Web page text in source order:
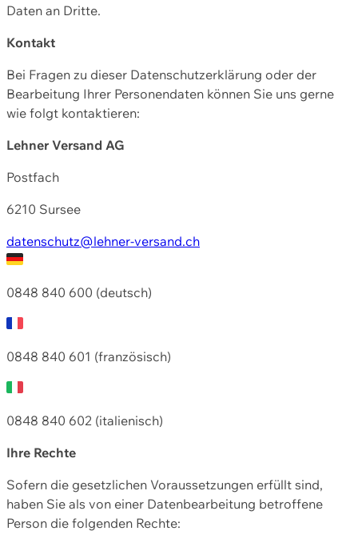
Daten an Dritte.
Kontakt
Bei Fragen zu dieser Datenschutzerklärung oder der
Bearbeitung Ihrer Personendaten können Sie uns gerne
wie folgt kontaktieren:
Lehner Versand AG
Postfach
6210 Sursee
datenschutz@lehner-versand.ch
0848 840 600 (deutsch)
0848 840 601 (französisch)
0848 840 602 (italienisch)
Ihre Rechte
Sofern die gesetzlichen Voraussetzungen erfüllt sind,
haben Sie als von einer Datenbearbeitung betroffene
Person die folgenden Rechte: